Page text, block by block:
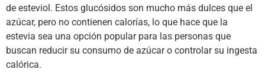
de esteviol. Estos glucósidos son mucho más dulces que el
azúcar, pero no contienen calorías, lo que hace que la
estevia sea una opción popular para las personas que
buscan reducir su consumo de azúcar o controlar su ingesta
calórica.